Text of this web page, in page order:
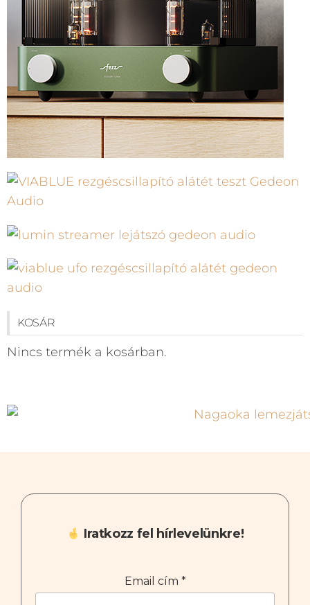
KOSÁR
Nincs termék a kosárban.
Iratkozz fel hírlevelünkre!
Email cím *